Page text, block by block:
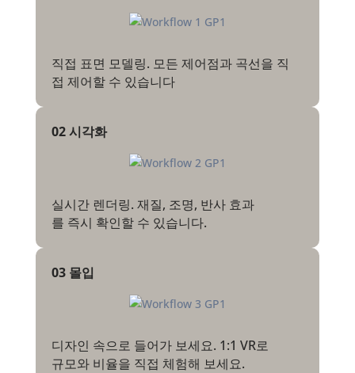
직접 표면 모델링. 모든 제어점과 곡선을 직
접 제어할 수 있습니다
02 시각화
실시간 렌더링. 재질, 조명, 반사 효과
를 즉시 확인할 수 있습니다.
03 몰입
디자인 속으로 들어가 보세요. 1:1 VR로
규모와 비율을 직접 체험해 보세요.